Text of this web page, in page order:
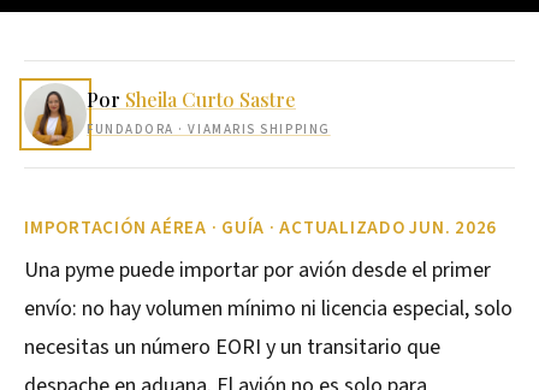
Por Sheila Curto Sastre
FUNDADORA · VIAMARIS SHIPPING
IMPORTACIÓN AÉREA · GUÍA · ACTUALIZADO JUN. 2026
Una pyme puede importar por avión desde el primer
envío: no hay volumen mínimo ni licencia especial, solo
necesitas un número EORI y un transitario que